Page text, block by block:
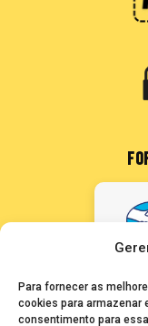
Para fornecer as
cookies para armazenar
consentimento para